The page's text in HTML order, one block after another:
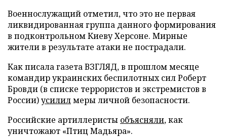
Военнослужащий отметил, что это не первая
ликвидированная группа данного формирования
в подконтрольном Киеву Херсоне. Мирные
жители в результате атаки не пострадали.
Как писала газета ВЗГЛЯД, в прошлом месяце
командир украинских беспилотных сил Роберт
Бровди (в списке террористов и экстремистов в
России)усилилмеры личной безопасности.
Российские артиллеристы объясняли, как
уничтожают «Птиц Мадьяра».